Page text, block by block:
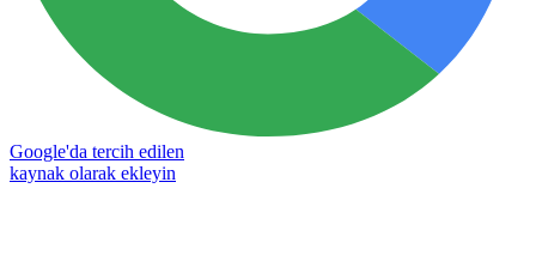
Google'da tercih edilen
kaynak olarak ekleyin